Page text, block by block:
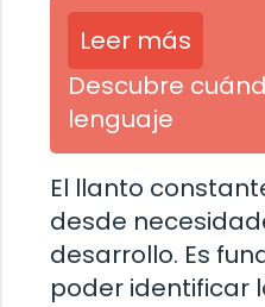
Leer más
Descubre
lenguaje
El llanto
desde
desarrollo. Es
poder identificar